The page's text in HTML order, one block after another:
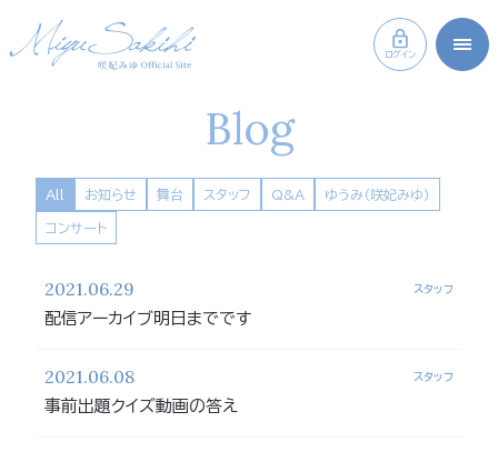
ログイン
Blog
All お知らせ 舞台 スタッフ Q&A ゆうみ（咲妃みゆ）
コンサート
2021.06.29 スタッフ
配信アーカイブ明日までです
2021.06.08 スタッフ
事前出題クイズ動画の答え